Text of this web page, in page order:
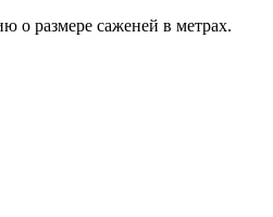
о размере саженей в метрах.